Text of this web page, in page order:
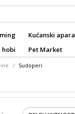
Kućanski
hobi Pet Market
Sudoperi